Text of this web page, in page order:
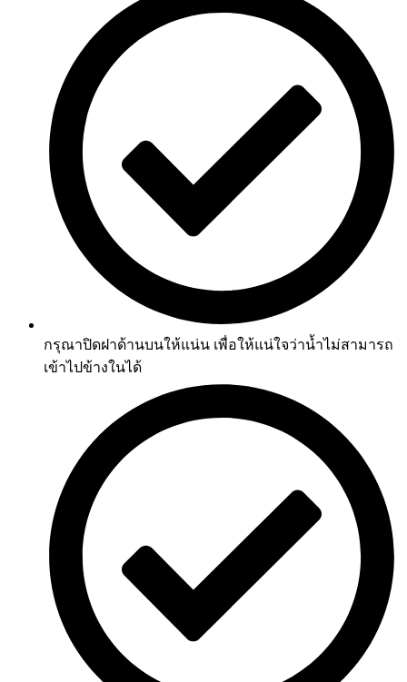
กรุณาปิดฝาด้านบนให้แน่น เพื่อให้แน่ใจว่าน้ำไม่สามารถ
เข้าไปข้างในได้